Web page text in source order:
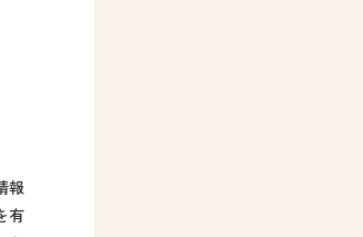
報
有